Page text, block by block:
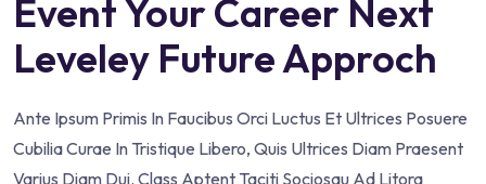
Event Your Career Next
Leveley Future Approch
Ante Ipsum Primis In Faucibus Orci Luctus Et Ultrices Posuere
Cubilia Curae In Tristique Libero, Quis Ultrices Diam Praesent
Varius Diam Dui. Class Aptent Taciti Sociosqu Ad Litora